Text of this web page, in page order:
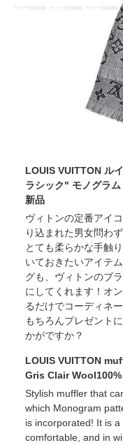
LOUIS VUITTON ル
ラシック" モノグラ
新品
ヴィトンの定番アイ
り込まれた男女問わ
とても柔らかな手触
いておきたいアイテ
グも、ヴィトンのブ
にしてくれます！オ
るだけでコーディネ
もちろんプレゼント
かがですか？
LOUIS VUITTON
Gris Clair
Stylish muffler that
which Monogram
is incorporated! It is
comfortable, and in